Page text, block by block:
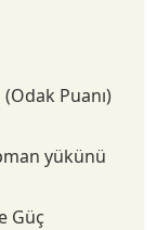
Puanı)
yükünü
Güç